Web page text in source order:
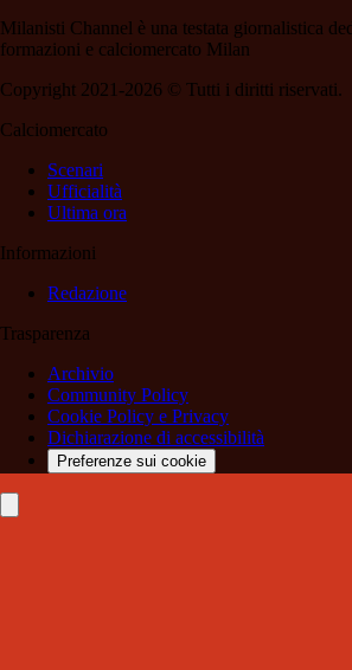
Milanisti Channel è una testata giornalistica
formazioni e calciomercato Milan
Copyright 2021-2026 © Tutti i diritti riservati.
Calciomercato
Scenari
Ufficialità
Ultima ora
Informazioni
Redazione
Trasparenza
Archivio
Community Policy
Cookie Policy e Privacy
Dichiarazione di accessibilità
Preferenze sui cookie